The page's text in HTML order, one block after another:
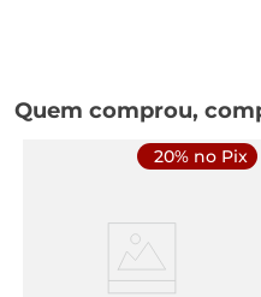
Quem comprou,
20% no Pix